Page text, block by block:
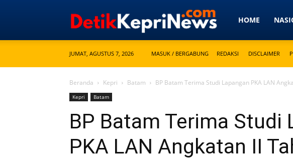
HOME
JUMAT, AGUSTUS 7, 2026 MASUK / BERGABUNG REDAKSI DISCLAIMER
Beranda Kepri Batam BP Batam Terima Studi Lapangan PKA LAN
Kepri Batam
BP Batam Terima Studi
PKA LAN Angkatan II